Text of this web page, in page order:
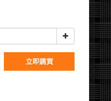
立即購買